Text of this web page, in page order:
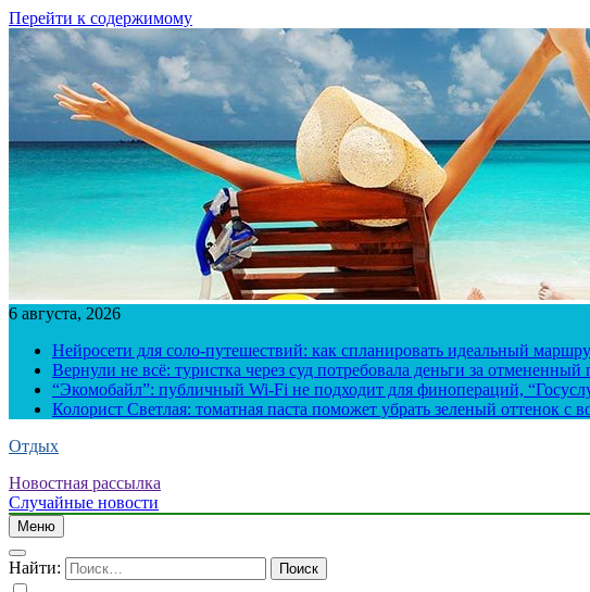
Перейти к содержимому
6 августа, 2026
Нейросети для соло-путешествий: как спланировать идеальный
Вернули не всё: туристка через суд потребовала деньги за
“Экомобайл”: публичный Wi-Fi не подходит для финопераций,
Колорист Светлая: томатная паста поможет убрать зеленый оттенок с
Отдых
Новостная рассылка
Случайные новости
Меню
Найти: